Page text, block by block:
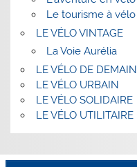
Le tourisme à vélo
LE VÉLO VINTAGE
La Voie Aurélia
LE VÉLO DE DEMAIN
LE VÉLO URBAIN
LE VÉLO SOLIDAIRE
LE VÉLO UTILITAIRE